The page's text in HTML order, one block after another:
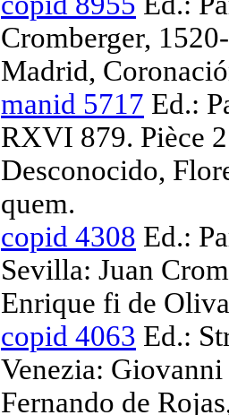
Cromberger,
Madrid,
manid 5717 Ed.:
RXVI 879. Pièce
Desconocido,
quem.
copid 4308 Ed.:
Sevilla: Juan
Enrique fi de
copid 4063 Ed.:
Venezia: Giovanni
Fernando de